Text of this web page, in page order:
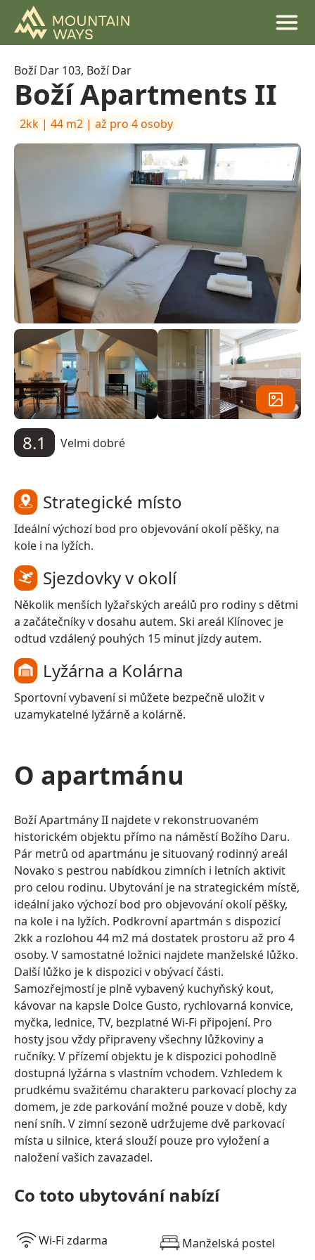
Mountain ways
Boží Dar 103, Boží Dar
Boží Apartments II
2kk | 44 m2 | až pro 4 osoby
8.1 Velmi dobré
Strategické místo
Ideální výchozí bod pro objevování okolí pěšky, na
kole i na lyžích.
Sjezdovky v okolí
Několik menších lyžařských areálů pro rodiny s dětmi
a začátečníky v dosahu autem. Ski areál Klínovec je
odtud vzdálený pouhých 15 minut jízdy autem.
Lyžárna a Kolárna
Sportovní vybavení si můžete bezpečně uložit v
uzamykatelné lyžárně a kolárně.
O apartmánu
Boží Apartmány II najdete v rekonstruovaném
historickém objektu přímo na náměstí Božího Daru.
Pár metrů od apartmánu je situovaný rodinný areál
Novako s pestrou nabídkou zimních i letních aktivit
pro celou rodinu. Ubytování je na strategickém místě,
ideální jako výchozí bod pro objevování okolí pěšky,
na kole i na lyžích. Podkrovní apartmán s dispozicí
2kk a rozlohou 44 m2 má dostatek prostoru až pro 4
osoby. V samostatné ložnici najdete manželské lůžko.
Další lůžko je k dispozici v obývací části.
Samozřejmostí je plně vybavený kuchyňský kout,
kávovar na kapsle Dolce Gusto, rychlovarná konvice,
myčka, lednice, TV, bezplatné Wi-Fi připojení. Pro
hosty jsou vždy připraveny všechny lůžkoviny a
ručníky. V přízemí objektu je k dispozici pohodlně
dostupná lyžárna s vlastním vchodem. Vzhledem k
prudkému svažitému charakteru parkovací plochy za
domem, je zde parkování možné pouze v době, kdy
není sníh. V zimní sezoně udržujeme dvě parkovací
místa u silnice, která slouží pouze pro vyložení a
naložení vašich zavazadel.
Co toto ubytování nabízí
Wi-Fi zdarma Manželská postel